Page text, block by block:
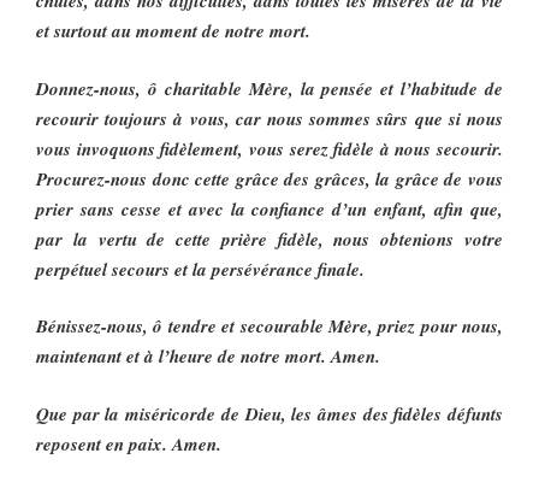
et surtout au moment de notre mort.
Donnez-nous, ô charitable Mère, la pensée et l’habitude de
recourir toujours à vous, car nous sommes sûrs que si nous
vous invoquons fidèlement, vous serez fidèle à nous secourir.
Procurez-nous donc cette grâce des grâces, la grâce de vous
prier sans cesse et avec la confiance d’un enfant, afin que,
par la vertu de cette prière fidèle, nous obtenions votre
perpétuel secours et la persévérance finale.
Bénissez-nous, ô tendre et secourable Mère, priez pour nous,
maintenant et à l’heure de notre mort. Amen.
Que par la miséricorde de Dieu, les âmes des fidèles défunts
reposent en paix. Amen.